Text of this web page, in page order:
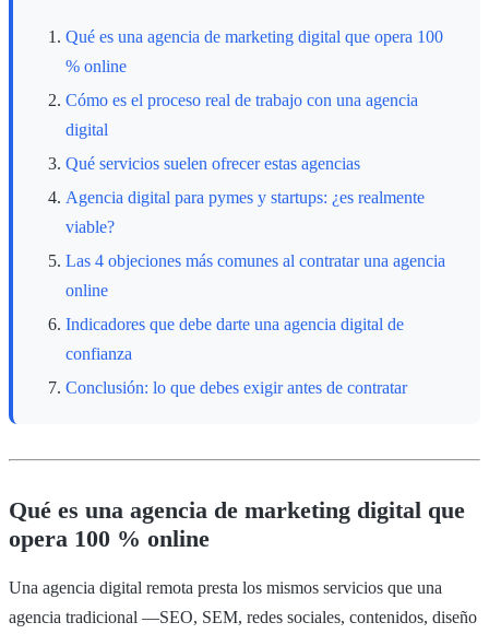
Qué es una agencia de marketing digital que opera 100
% online
Cómo es el proceso real de trabajo con una agencia
digital
Qué servicios suelen ofrecer estas agencias
Agencia digital para pymes y startups: ¿es realmente
viable?
Las 4 objeciones más comunes al contratar una agencia
online
Indicadores que debe darte una agencia digital de
confianza
Conclusión: lo que debes exigir antes de contratar
Qué es una agencia de marketing digital que
opera 100 % online
Una agencia digital remota presta los mismos servicios que una
agencia tradicional —SEO, SEM, redes sociales, contenidos, diseño